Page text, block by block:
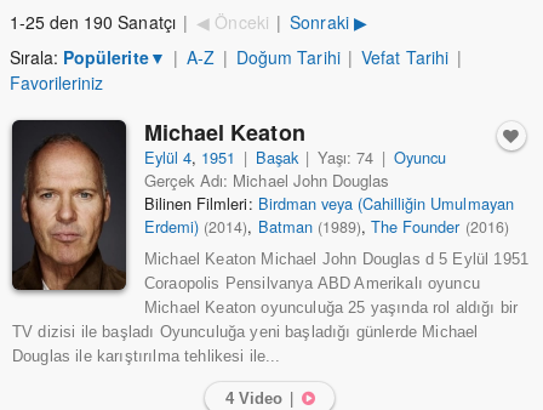
1-25 den 190 Sanatçı | ◀ Önceki | Sonraki ▶
Sırala: Popülerite▼ | A-Z | Doğum Tarihi | Vefat Tarihi |
Favorileriniz
Michael Keaton
Eylül 4, 1951 | Başak | Yaşı: 74 | Oyuncu
Gerçek Adı: Michael John Douglas
Bilinen Filmleri: Birdman veya (Cahilliğin Umulmayan
Erdemi) (2014), Batman (1989),The Founder (2016)
Michael Keaton Michael John Douglas d 5 Eylül 1951
Coraopolis Pensilvanya ABD Amerikalı oyuncu
Michael Keaton oyunculuğa 25 yaşında rol aldığı bir
TV dizisi ile başladı Oyunculuğa yeni başladığı günlerde Michael
Douglas ile karıştırılma tehlikesi ile...
4 Video